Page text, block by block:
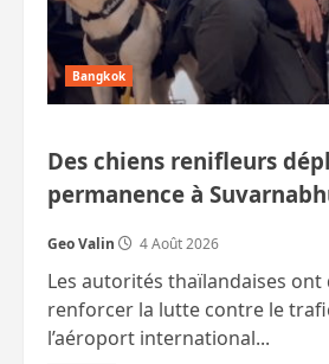
Bangkok
Des chiens renifleurs
permanence à
Geo Valin 4 Août 2026
Les autorités thaïlandaises ont
renforcer la lutte contre le
l’aéroport international...